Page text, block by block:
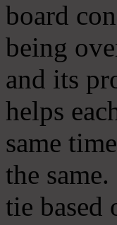
board
being
and its
helps
same
the
tie based